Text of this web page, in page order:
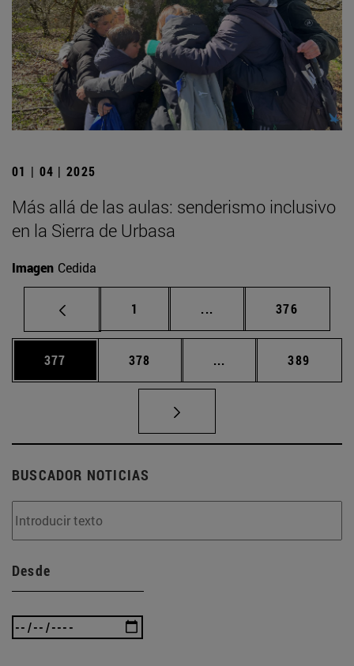
01 | 04 | 2025
Más allá de las aulas: senderismo inclusivo
en la Sierra de Urbasa
Imagen Cedida
Página
1 ... Páginas intermedias
Página
376
Página
377 Página
378 ... Páginas intermedias
Página
389
BUSCADOR NOTICIAS
Desde